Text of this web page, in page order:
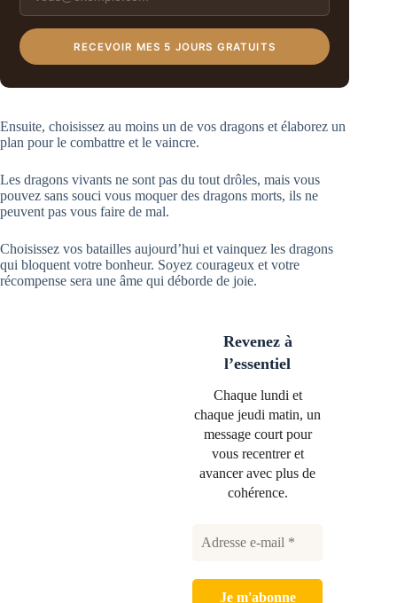
RECEVOIR MES 5 JOURS GRATUITS
Ensuite, choisissez au moins un de vos dragons et élaborez un
plan pour le combattre et le vaincre.
Les dragons vivants ne sont pas du tout drôles, mais vous
pouvez sans souci vous moquer des dragons morts, ils ne
peuvent pas vous faire de mal.
Choisissez vos batailles aujourd’hui et vainquez les dragons
qui bloquent votre bonheur. Soyez courageux et votre
récompense sera une âme qui déborde de joie.
Revenez à
l’essentiel
Chaque lundi et
chaque jeudi matin, un
message court pour
vous recentrer et
avancer avec plus de
cohérence.